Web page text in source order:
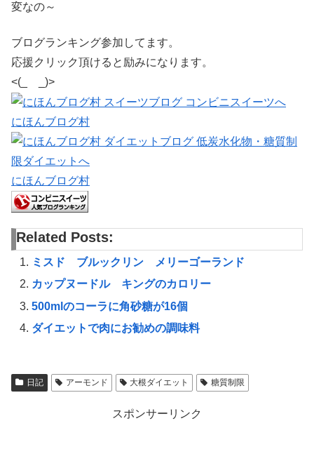
変なの～
ブログランキング参加してます。
応援クリック頂けると励みになります。
<(_ _)>
にほんブログ村
にほんブログ村
Related Posts:
ミスド ブルックリン メリーゴーランド
カップヌードル キングのカロリー
500mlのコーラに角砂糖が16個
ダイエットで肉にお勧めの調味料
日記 アーモンド 大根ダイエット 糖質制限
スポンサーリンク